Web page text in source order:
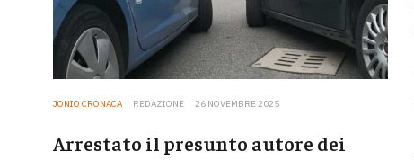
JONIO CRONACA REDAZIONE 26 NOVEMBRE 2025
Arrestato il presunto autore dei